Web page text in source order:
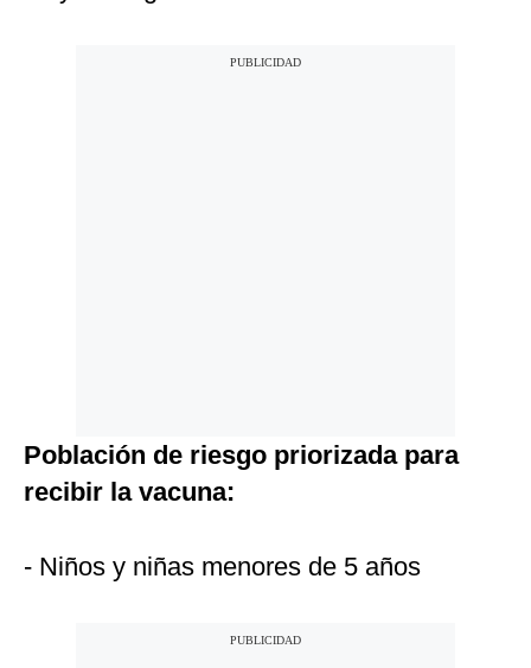
Población de riesgo priorizada para
recibir la vacuna:
- Niños y niñas menores de 5 años